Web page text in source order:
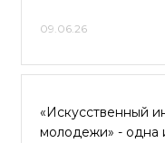
09.06.26
«Искусственный
молодежи» - одна